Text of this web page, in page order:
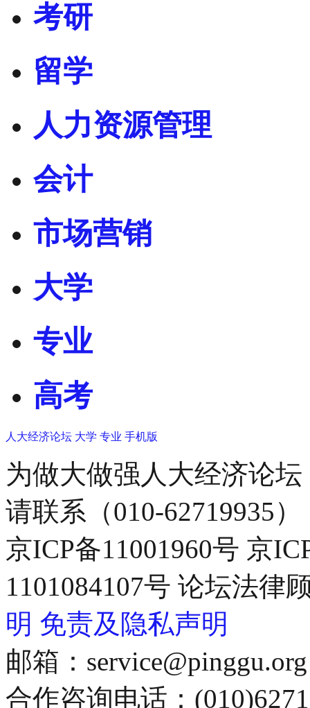
考研
留学
人力资源管理
会计
市场营销
大学
专业
高考
人大经济论坛 大学 专业 手机版
为做大做强人大经济论
请联系（010-62719935）
京ICP备11001960号 京
1101084107号 论坛法律
明 免责及隐私声明
邮箱：service@pinggu.org
合作咨询电话：